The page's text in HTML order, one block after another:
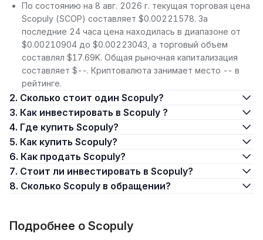
По состоянию на 8 авг. 2026 г. текущая торговая цена
Scopuly (SCOP) составляет $0.00221578. За
последние 24 часа цена находилась в диапазоне от
$0.00210904 до $0.00223043, а торговый объем
составлял $17.69K. Общая рыночная капитализация
составляет $--. Криптовалюта занимает место -- в
рейтинге.
2. Сколько стоит один Scopuly?
3. Как инвестировать в Scopuly ?
4. Где купить Scopuly?
5. Как купить Scopuly?
6. Как продать Scopuly?
7. Стоит ли инвестировать в Scopuly?
8. Сколько Scopuly в обращении?
Подробнее о Scopuly